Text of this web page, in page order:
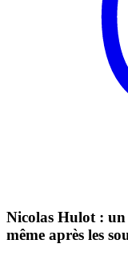
Nicolas Hulot :
même après les